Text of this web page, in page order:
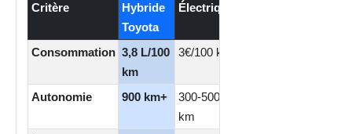
Critère
Hybride
Toyota
Électrique
Consommation 3,8 L/100
km
3€/100 km
Autonomie
900 km+
300-500
km